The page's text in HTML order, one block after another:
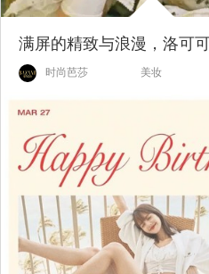
时尚芭莎 美妆